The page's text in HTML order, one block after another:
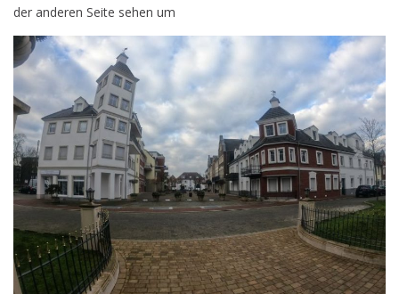
der anderen Seite sehen um